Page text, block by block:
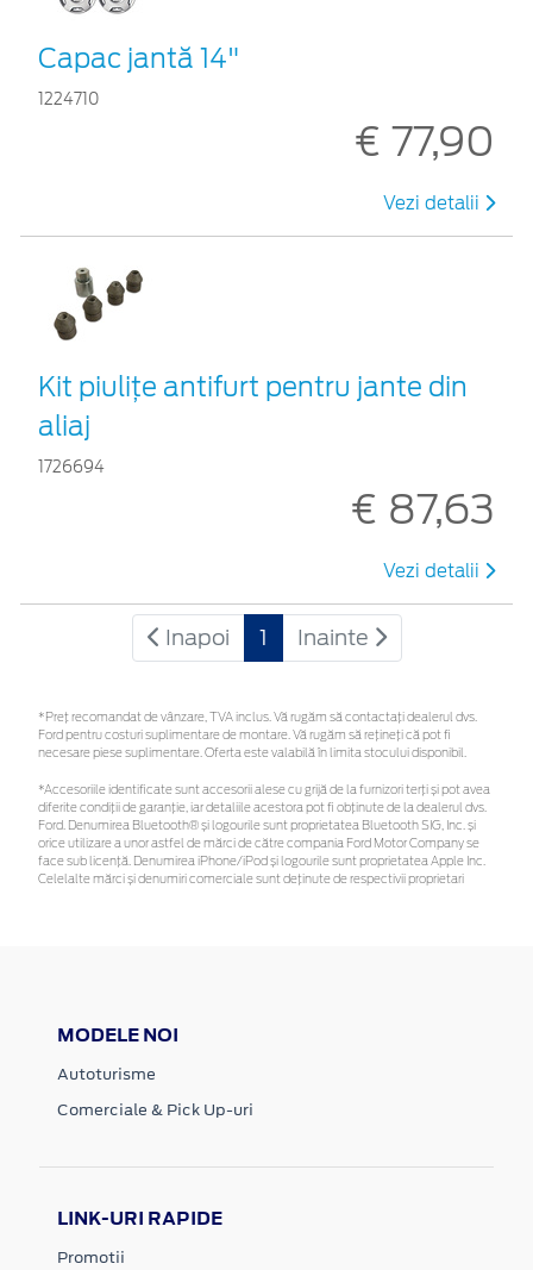
Capac jantă 14"
1224710
€ 77,90
Vezi detalii
Kit piuliţe antifurt pentru jante din
aliaj
1726694
€ 87,63
Vezi detalii
Inapoi 1 Inainte
*Preţ recomandat de vânzare, TVA inclus. Vă rugăm să contactaţi dealerul dvs.
Ford pentru costuri suplimentare de montare. Vă rugăm să rețineți că pot fi
necesare piese suplimentare. Oferta este valabilă în limita stocului disponibil.
*Accesoriile identificate sunt accesorii alese cu grijă de la furnizori terți și pot avea
diferite condiții de garanție, iar detaliile acestora pot fi obținute de la dealerul dvs.
Ford. Denumirea Bluetooth® și logourile sunt proprietatea Bluetooth SIG, Inc. și
orice utilizare a unor astfel de mărci de către compania Ford Motor Company se
face sub licență. Denumirea iPhone/iPod și logourile sunt proprietatea Apple Inc.
Celelalte mărci și denumiri comerciale sunt deținute de respectivii proprietari
MODELE NOI
Autoturisme
Comerciale & Pick Up-uri
LINK-URI RAPIDE
Promotii